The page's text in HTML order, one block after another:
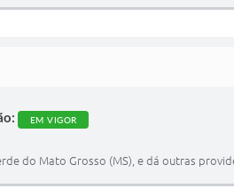
EM VIGOR
do Mato Grosso (MS), e dá outras